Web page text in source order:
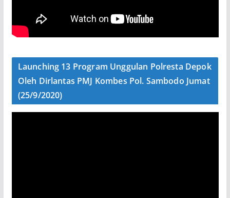
Launching 13 Program Unggulan Polresta Depok
Oleh Dirlantas PMJ Kombes Pol. Sambodo Jumat
(25/9/2020)